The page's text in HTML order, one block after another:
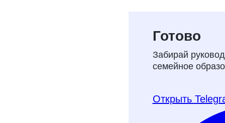
на
Рассказываем,
Готово
Забирай
семейное
Открыть